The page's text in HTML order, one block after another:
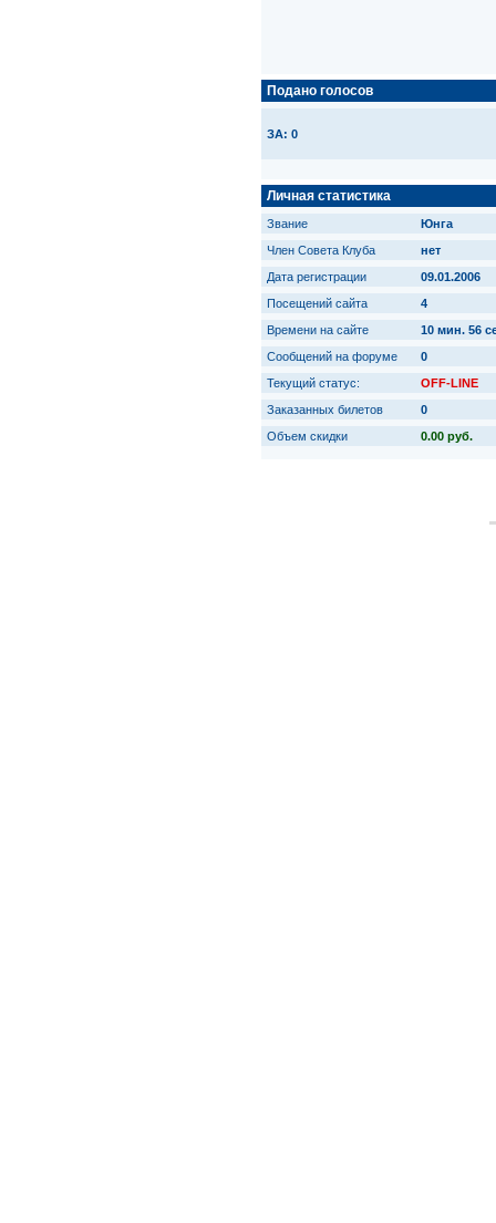
Подано голосов
ЗА: 0
Личная статистика
Звание
Юнга
Член Совета Клуба
нет
Дата регистрации
09.01.2006
Посещений сайта
4
Времени на сайте
10 мин. 56
Сообщений на форуме
0
Текущий статус:
OFF-LINE
Заказанных билетов
0
Объем скидки
0.00 руб.